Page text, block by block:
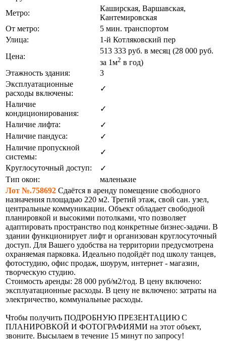
Метро:
Каширская, Варшавская,
Кантемировская
От метро:
5 мин. транспортом
Улица:
1-й Котляковский пер
Цена:
513 333 руб. в месяц (28 000 руб.
за 1м2 в год)
Этажность здания:
3
Эксплуатационные
расходы включены:
✓
Наличие
кондиционирования:
✓
Наличие лифта:
✓
Наличие пандуса:
✓
Наличие пропускной
системы:
✓
Круглосуточный доступ:
✓
Тип окон:
маленькие
Лот №.758692 Сдаётся в аренду помещение свободного
назначения площадью 220 м2. Третий этаж, свой сан. узел,
центральные коммуникации. Объект обладает свободной
планировкой и высокими потолками, что позволяет
адаптировать пространство под конкретные бизнес-задачи. В
здании функционирует лифт и организован круглосуточный
доступ. Для Вашего удобства на территории предусмотрена
охраняемая парковка. Идеально подойдёт под школу танцев,
фотостудию, офис продаж, шоурум, интернет - магазин,
творческую студию.
Стоимость аренды: 28 000 руб/м2/год. В цену включено:
эксплуатационные расходы. В цену не включено: затраты на
электричество, коммунальные расходы.
Чтобы получить ПОДРОБНУЮ ПРЕЗЕНТАЦИЮ С
ПЛАНИРОВКОЙ И ФОТОГРАФИЯМИ на этот объект,
звоните. Высылаем в течение 15 минут по запросу!